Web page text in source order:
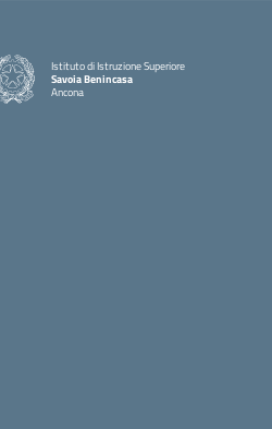
Istituto di Istruzione Superiore
Savoia Benincasa
Ancona